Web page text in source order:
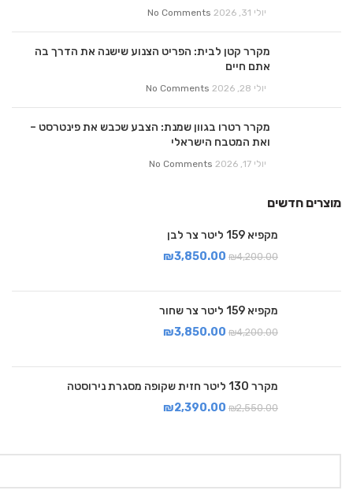
יולי 31, 2026 No Comments
מקרר קטן לבית: הפריט הצנוע שישנה את הדרך בה
אתם חיים
יולי 28, 2026 No Comments
מקרר רטרו בגוון שמנת: הצבע שכבש את פינטרסט –
ואת המטבח הישראלי
יולי 17, 2026 No Comments
מוצרים חדשים
מקפיא 159 ליטר צר לבן
₪4,200.00
₪3,850.00
מקפיא 159 ליטר צר שחור
₪4,200.00
₪3,850.00
מקרר 130 ליטר חזית שקופה מסגרת נירוסטה
₪2,550.00
₪2,390.00